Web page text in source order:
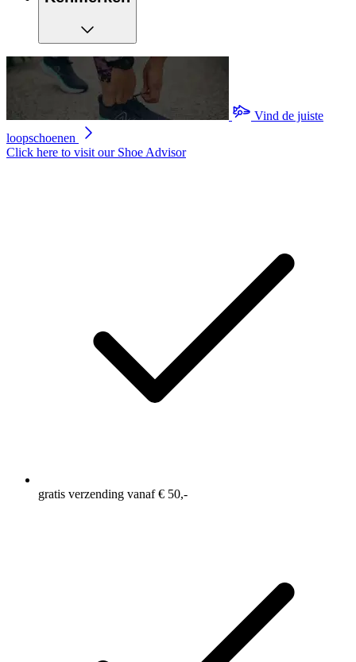
Vind de juiste
loopschoenen
Click here to visit our Shoe Advisor
gratis verzending vanaf € 50,-